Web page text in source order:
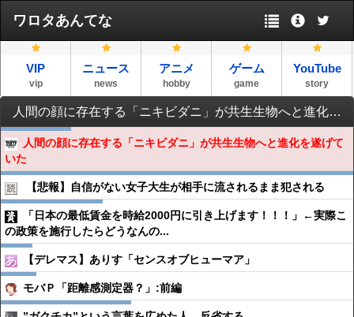
ワロタあんてな
VIP
vip
ニュース
news
アニメ
hobby
ゲーム
game
YouTube
story
人間の顔に存在する「ニキビダニ」が共生生物へと進化を遂げていた
人間の顔に存在する「ニキビダニ」が共生生物へと進化を遂げて
いた
【悲報】自信がない女子大生が相手に流されるまま犯される
「日本の最低賃金を時給2000円に引き上げます！！！」←実際こ
の政策を施行したらどうなんの...
【デレマス】ありす「センスオブヒューマア」
モバＰ「距離感測定器？」:前編